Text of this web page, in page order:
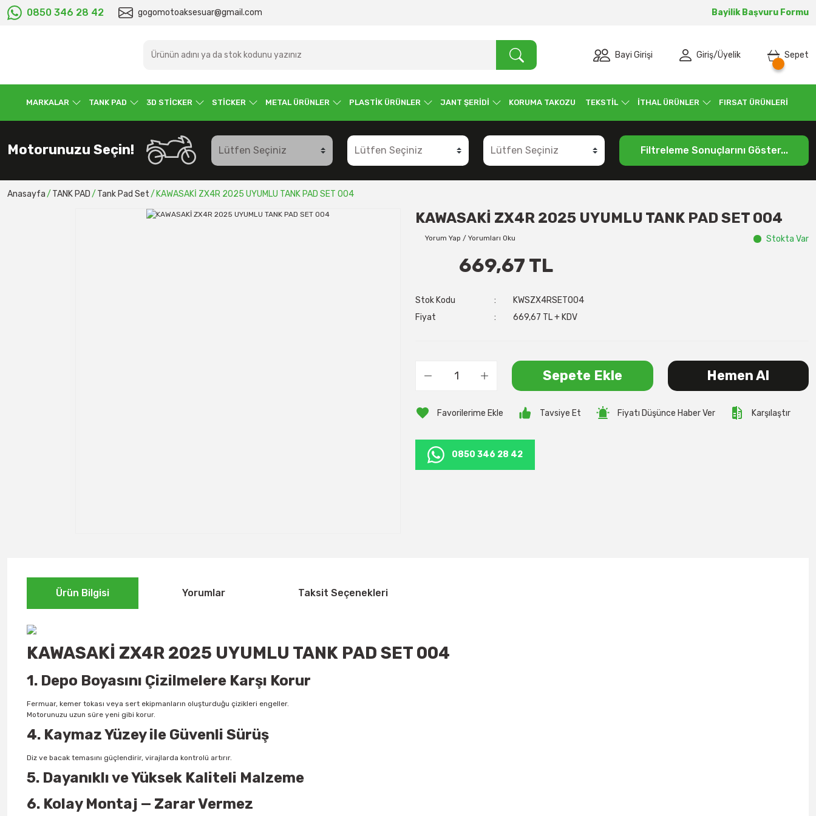
0850 346 28 42 gogomotoaksesuar@gmail.com Bayilik Başvuru Formu
Bayi Girişi Giriş/Üyelik Sepet
MARKALAR TANK PAD 3D STİCKER STİCKER METAL ÜRÜNLER PLASTİK ÜRÜNLER JANT ŞERİDİ KORUMA TAKOZU TEKSTİL İTHAL ÜRÜNLER FIRSAT ÜRÜNLERİ
Motorunuzu Seçin! Filtreleme Sonuçlarını Göster...
Anasayfa TANK PAD Tank Pad Set KAWASAKİ ZX4R 2025 UYUMLU TANK PAD SET 004
KAWASAKİ ZX4R 2025 UYUMLU TANK PAD SET 004
Yorum Yap / Yorumları Oku Stokta Var
669,67 TL
Stok Kodu
KWSZX4RSET004
Fiyat
669,67 TL + KDV
Sepete Ekle Hemen Al
Tavsiye Et Fiyatı Düşünce Haber Ver Karşılaştır
0850 346 28 42
Ürün Bilgisi Yorumlar Taksit Seçenekleri
KAWASAKİ ZX4R 2025 UYUMLU TANK PAD SET 004
1. Depo Boyasını Çizilmelere Karşı Korur
Fermuar, kemer tokası veya sert ekipmanların oluşturduğu çizikleri engeller.
Motorunuzu uzun süre yeni gibi korur.
4. Kaymaz Yüzey ile Güvenli Sürüş
Diz ve bacak temasını güçlendirir, virajlarda kontrolü artırır.
5. Dayanıklı ve Yüksek Kaliteli Malzeme
6. Kolay Montaj — Zarar Vermez